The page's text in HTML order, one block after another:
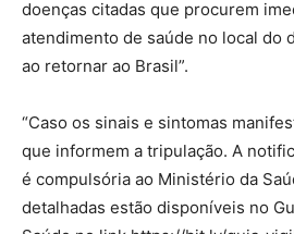
doenças citadas que procurem
atendimento de saúde no local do
ao retornar ao Brasil”.
“Caso os sinais e sintomas
que informem a tripulação. A
é compulsória ao Ministério da
detalhadas estão disponíveis no